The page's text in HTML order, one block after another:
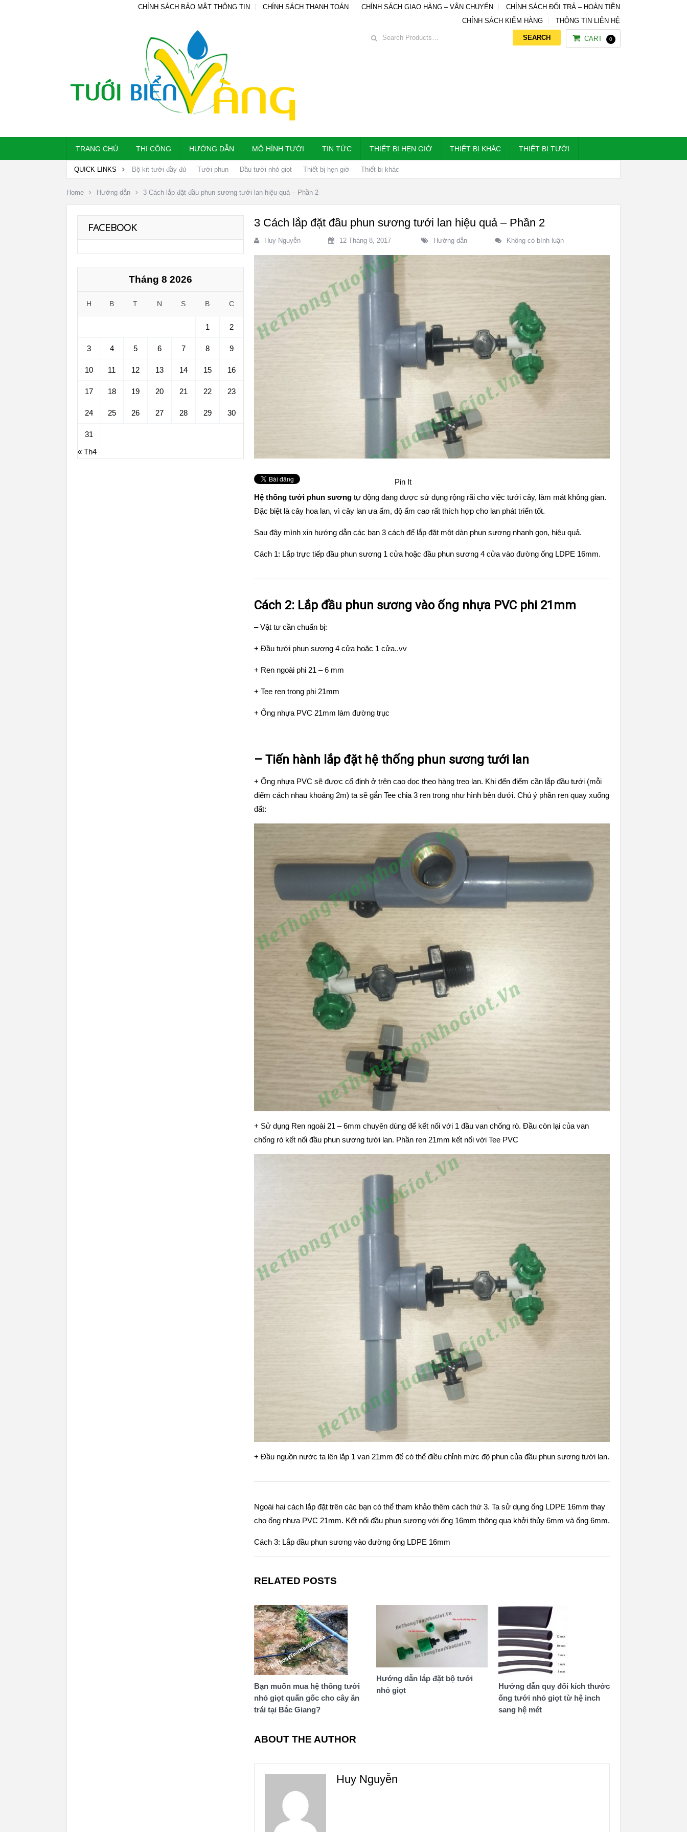
CHÍNH SÁCH BẢO MẬT THÔNG TIN CHÍNH SÁCH THANH TOÁN CHÍNH SÁCH GIAO HÀNG – VẬN CHUYỂN
CHÍNH SÁCH ĐỔI TRẢ – HOÀN TIỀN
CHÍNH SÁCH KIỂM HÀNG
THÔNG TIN LIÊN HỆ
CART 0
TRANG CHỦ THI CÔNG HƯỚNG DẪN MÔ HÌNH TƯỚI TIN TỨC THIẾT BỊ HẸN GIỜ THIẾT BỊ KHÁC THIẾT BỊ TƯỚI
QUICK LINKS Bộ kit tưới đầy đủ Tưới phun Đầu tưới nhỏ giọt Thiết bị hẹn giờ Thiết bị khác
Home Hướng dẫn 3 Cách lắp đặt đầu phun sương tưới lan hiệu quả – Phần 2
3 Cách lắp đặt đầu phun sương tưới lan hiệu quả – Phần 2
Huy Nguyễn 12 Tháng 8, 2017 Hướng dẫn Không có bình luận
Pin It
Hệ thống tưới phun sươngtự động đang được sử dụng rộng rãi cho việc tưới cây, làm mát không gian.
Đặc biệt là cây hoa lan, vì cây lan ưa ẩm, độ ẩm cao rất thích hợp cho lan phát triển tốt.
Sau đây mình xin hướng dẫn các bạn 3 cách để lắp đặt một dàn phun sương nhanh gọn, hiệu quả.
Cách 1: Lắp trực tiếp đầu phun sương 1 cửa hoặc đầu phun sương 4 cửa vào đường ống LDPE 16mm.
Cách 2: Lắp đầu phun sương vào ống nhựa PVC phi 21mm
– Vật tư cần chuẩn bị:
+ Đầu tưới phun sương 4 cửa hoặc 1 cửa..vv
+ Ren ngoài phi 21 – 6 mm
+ Tee ren trong phi 21mm
+ Ống nhựa PVC 21mm làm đường trục
– Tiến hành lắp đặt hệ thống phun sương tưới lan
+ Ống nhựa PVC sẽ được cố định ở trên cao dọc theo hàng treo lan. Khi đến điểm cần lắp đầu tưới (mỗi
điểm cách nhau khoảng 2m) ta sẽ gắn Tee chia 3 ren trong như hình bên dưới. Chú ý phần ren quay xuống
đất:
+ Sử dụng Ren ngoài 21 – 6mm chuyên dùng để kết nối với 1 đầu van chống rò. Đầu còn lại của van
chống rò kết nối đầu phun sương tưới lan. Phần ren 21mm kết nối với Tee PVC
+ Đầu nguồn nước ta lên lắp 1 van 21mm để có thể điều chỉnh mức độ phun của đầu phun sương tưới lan.
Ngoài hai cách lắp đặt trên các bạn có thể tham khảo thêm cách thứ 3. Ta sử dụng ống LDPE 16mm thay
cho ống nhựa PVC 21mm. Kết nối đầu phun sương với ống 16mm thông qua khởi thủy 6mm và ống 6mm.
Cách 3: Lắp đầu phun sương vào đường ống LDPE 16mm
RELATED POSTS
Bạn muốn mua hệ thống tưới
nhỏ giọt quấn gốc cho cây ăn
trái tại Bắc Giang?
Hướng dẫn lắp đặt bộ tưới
nhỏ giọt
Hướng dẫn quy đổi kích thước
ống tưới nhỏ giọt từ hệ inch
sang hệ mét
ABOUT THE AUTHOR
Huy Nguyễn
FACEBOOK
Tháng 8 2026
H B T N S B C
1 2
3 4 5 6 7 8 9
10 11 12 13 14 15 16
17 18 19 20 21 22 23
24 25 26 27 28 29 30
31
« Th4